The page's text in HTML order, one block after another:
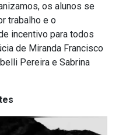
os alunos se
trabalho e o
incentivo para todos
de Miranda Francisco
Pereira e Sabrina